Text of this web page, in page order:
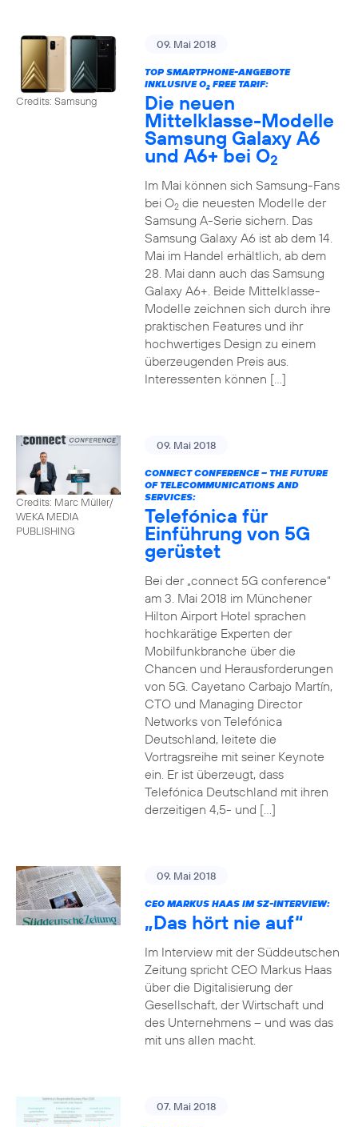
Credits: Samsung
09. Mai 2018
TOP SMARTPHONE-ANGEBOTE
INKLUSIVE O2FREE TARIF:
Die neuen
Mittelklasse-Modelle
Samsung Galaxy A6
und A6+ bei O2
Im Mai können sich Samsung-Fans
bei O2die neuesten Modelle der
Samsung A-Serie sichern. Das
Samsung Galaxy A6 ist ab dem 14.
Mai im Handel erhältlich, ab dem
28. Mai dann auch das Samsung
Galaxy A6+. Beide Mittelklasse-
Modelle zeichnen sich durch ihre
praktischen Features und ihr
hochwertiges Design zu einem
überzeugenden Preis aus.
Interessenten können […]
Credits: Marc Müller/
WEKA MEDIA
PUBLISHING
09. Mai 2018
CONNECT CONFERENCE – THE FUTURE
OF TELECOMMUNICATIONS AND
SERVICES:
Telefónica für
Einführung von 5G
gerüstet
Bei der „connect 5G conference“
am 3. Mai 2018 im Münchener
Hilton Airport Hotel sprachen
hochkarätige Experten der
Mobilfunkbranche über die
Chancen und Herausforderungen
von 5G. Cayetano Carbajo Martín,
CTO und Managing Director
Networks von Telefónica
Deutschland, leitete die
Vortragsreihe mit seiner Keynote
ein. Er ist überzeugt, dass
Telefónica Deutschland mit ihren
derzeitigen 4,5- und […]
09. Mai 2018
CEO MARKUS HAAS IM SZ-INTERVIEW:
„Das hört nie auf“
Im Interview mit der Süddeutschen
Zeitung spricht CEO Markus Haas
über die Digitalisierung der
Gesellschaft, der Wirtschaft und
des Unternehmens – und was das
mit uns allen macht.
07. Mai 2018